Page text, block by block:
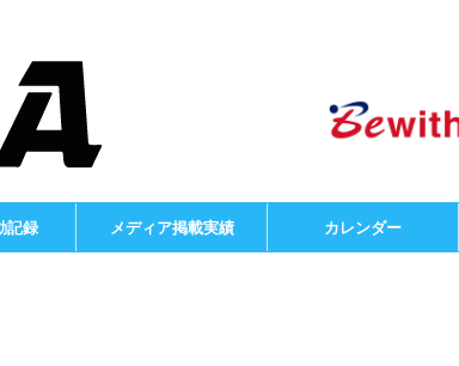
記録 メディア掲載実績 カレンダー